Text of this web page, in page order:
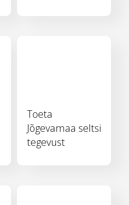
Toeta
Jõgevamaa seltsi
tegevust